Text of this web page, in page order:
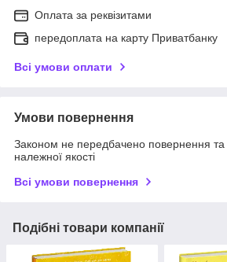
Оплата за реквізитами
передоплата на карту Приватбанку
Всі умови оплати
Умови повернення
Законом не передбачено повернення та
належної якості
Всі умови повернення
Подібні товари компанії